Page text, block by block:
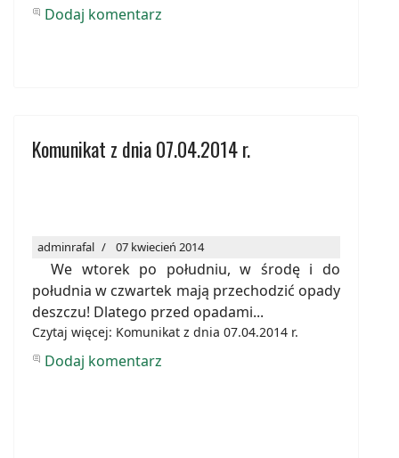
Dodaj komentarz
Komunikat z dnia 07.04.2014 r.
adminrafal 07 kwiecień 2014
We wtorek po południu, w środę i do
południa w czwartek mają przechodzić opady
deszczu! Dlatego przed opadami...
Czytaj więcej: Komunikat z dnia 07.04.2014 r.
Dodaj komentarz